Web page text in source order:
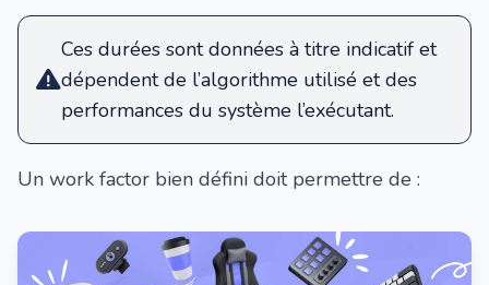
Ces durées sont données à titre indicatif et
dépendent de l’algorithme utilisé et des
performances du système l’exécutant.
Un work factor bien défini doit permettre de :